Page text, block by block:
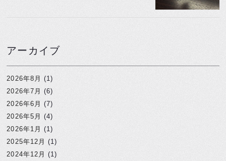
アーカイブ
2026年8月 (1)
2026年7月 (6)
2026年6月 (7)
2026年5月 (4)
2026年1月 (1)
2025年12月 (1)
2024年12月 (1)